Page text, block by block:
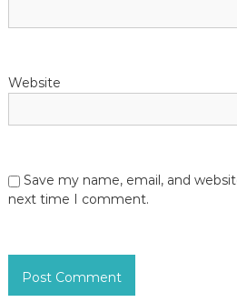
Website
Save my name, email, and
next time I comment.